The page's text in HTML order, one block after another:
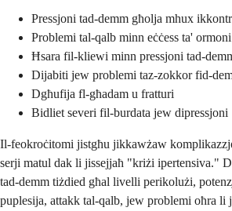
Pressjoni tad-demm għolja mhux
Problemi tal-qalb minn eċċess ta' ormoni
Ħsara fil-kliewi minn pressjoni tad-
Dijabiti jew problemi taz-zokkor fid-
Dgħufija fl-għadam u fratturi
Bidliet severi fil-burdata jew dipressjoni
Il-feokroċitomi jistgħu jikkawżaw
serji matul dak li jissejjaħ "kriżi ipertensiva."
tad-demm tiżdied għal livelli perikolużi,
puplesija, attakk tal-qalb, jew problemi oħra li